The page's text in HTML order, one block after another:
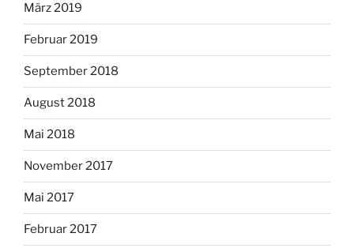
März 2019
Februar 2019
September 2018
August 2018
Mai 2018
November 2017
Mai 2017
Februar 2017